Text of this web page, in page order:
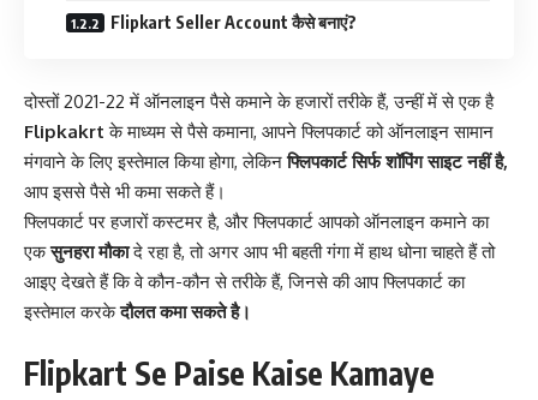
Flipkart Seller Account कैसे बनाएं?
दोस्तों 2021-22 में ऑनलाइन पैसे कमाने के हजारों तरीके हैं, उन्हीं में से एक है
Flipkakrtके माध्यम से पैसे कमाना, आपने फ्लिपकार्ट को ऑनलाइन सामान
मंगवाने के लिए इस्तेमाल किया होगा, लेकिनफ्लिपकार्ट सिर्फ शॉपिंग साइट नहीं है,
आप इससे पैसे भी कमा सकते हैं।
फ्लिपकार्ट पर हजारों कस्टमर है, और फ्लिपकार्ट आपको ऑनलाइन कमाने का
एकसुनहरा मौकादे रहा है, तो अगर आप भी बहती गंगा में हाथ धोना चाहते हैं तो
आइए देखते हैं कि वे कौन-कौन से तरीके हैं, जिनसे की आप फ्लिपकार्ट का
इस्तेमाल करकेदौलत कमा सकते है।
Flipkart Se Paise Kaise Kamaye